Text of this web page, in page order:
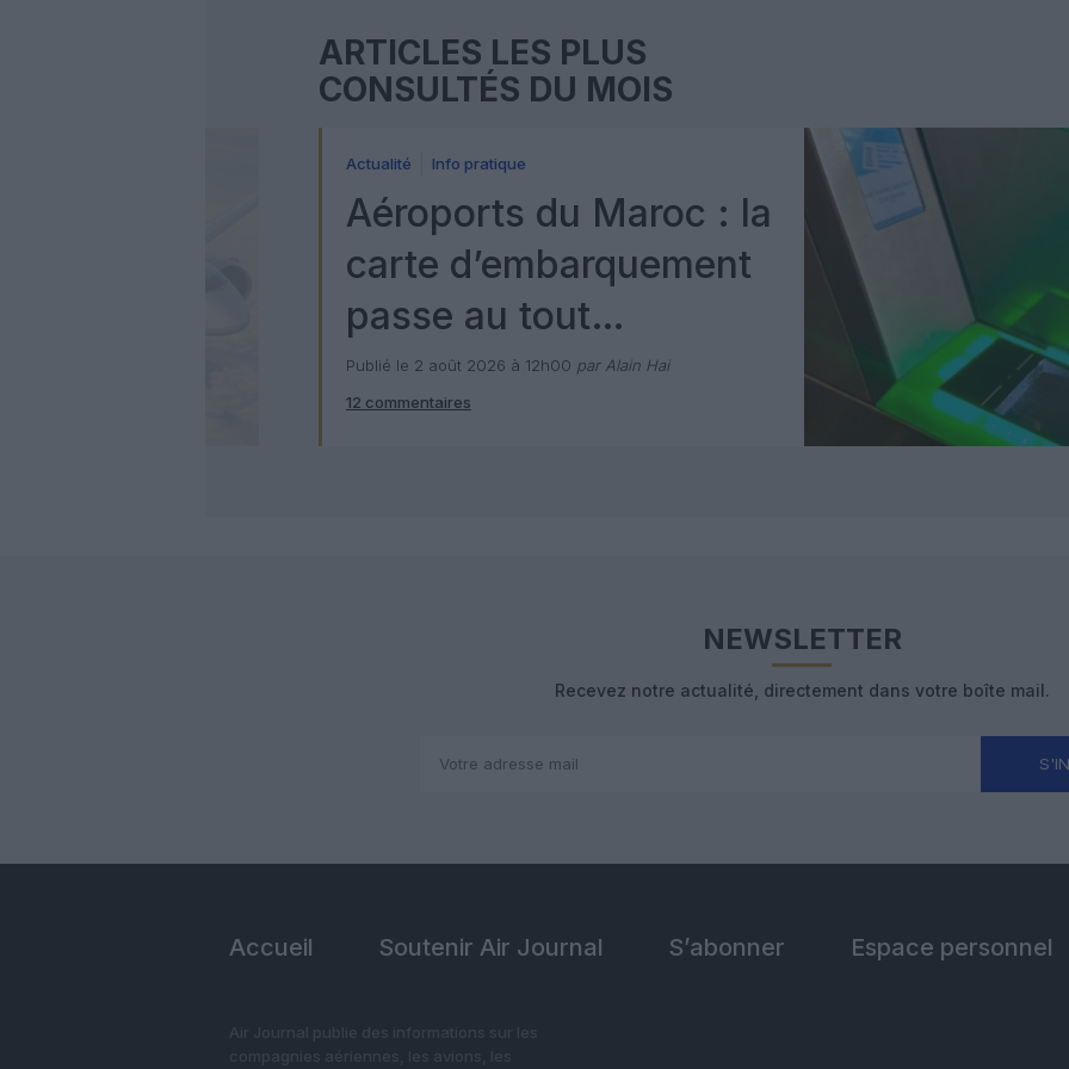
ARTICLES LES PLUS
CONSULTÉS DU MOIS
Actualité Info pratique
Aéroports du Maroc : la
carte d’embarquement
passe au tout
numérique avec Pax
Check
Publié le 2 août 2026 à 12h00 par Alain Hai
12 commentaires
NEWSLETTER
Recevez notre actualité, directement dans votre boîte mail.
Accueil Soutenir Air Journal S’abonner Espace personnel